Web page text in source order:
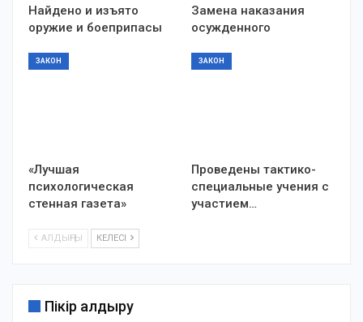
Найдено и изъято
оружие и боеприпасы
Замена наказания
осужденного
ЗАКОН
«Лучшая
психологическая
стенная газета»
ЗАКОН
Проведены тактико-
специальные учения с
участием…
АЛДЫҢҒЫ КЕЛЕСІ
Пікір қалдыру